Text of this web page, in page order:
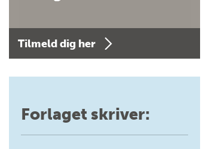
Tilmeld dig her
Forlaget skriver: